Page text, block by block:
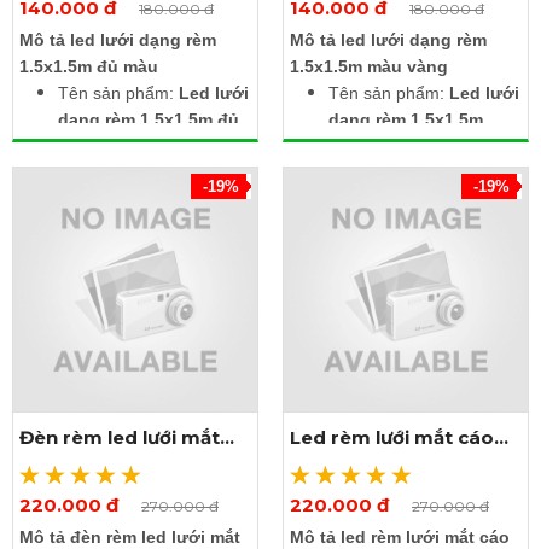
Xem thêm ảnh
140.000 đ
180.000 đ
Mô tả led lưới dạng rèm
1.5x1.5m đủ màu
Tên sản phẩm: Led lưới
dạng rèm 1.5x1.5m đủ
màu
Thương hiệu: An Đức
Mã sản phẩm: Led rèm
lưới 1.5x1.5m đủ màu -
ADP
Điện áp: 220V AC
Kích thước (mét):
1.5x1.5
Chất liệu: Vỏ nhựa + lõi
dây nhôm
Chỉ số bảo vệ: IP44
Điều khiển 8 chế độ
Bao test sáng
Xem thêm ảnh
140.000 đ
180.000 đ
Mô tả led lưới dạng rèm
1.5x1.5m màu vàng
Tên sản phẩm: Led lưới
dạng rèm 1.5x1.5m
màu vàng
Thương hiệu: An Đức
Mã sản phẩm: Led rèm
lưới 1.5x1.5m vàng -
ADP
Điện áp: 220V AC
Kích thước (mét):
1.5x1.5
Chất liệu: Vỏ nhựa + lõi
dây nhôm
Chỉ số bảo vệ: IP44
Điều khiển 8 chế độ
Bao test sáng
-19%
Xem thêm ảnh
Đèn rèm led lưới mắt
cáo 3x2m đủ màu
220.000 đ
270.000 đ
Mô tả đèn rèm led lưới mắt
-19%
Xem thêm ảnh
Led rèm lưới mắt cáo
3x2m màu vàng
220.000 đ
270.000 đ
Mô tả led rèm lưới mắt cáo